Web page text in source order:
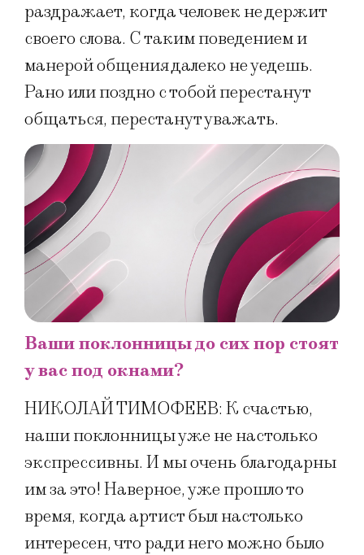
раздражает, когда человек не держит
своего слова. С таким поведением и
манерой общения далеко не уедешь.
Рано или поздно с тобой перестанут
общаться, перестанут уважать.
Ваши поклонницы до сих пор стоят
у вас под окнами?
НИКОЛАЙ ТИМОФЕЕВ: К счастью,
наши поклонницы уже не настолько
экспрессивны. И мы очень благодарны
им за это! Наверное, уже прошло то
время, когда артист был настолько
интересен, что ради него можно было